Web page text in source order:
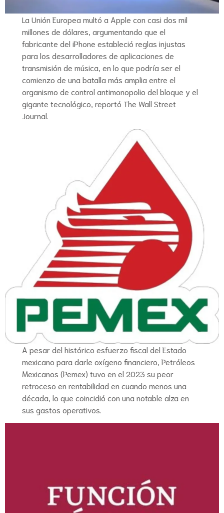
La Unión Europea multó a Apple con casi dos mil
millones de dólares, argumentando que el
fabricante del iPhone estableció reglas injustas
para los desarrolladores de aplicaciones de
transmisión de música, en lo que podría ser el
comienzo de una batalla más amplia entre el
organismo de control antimonopolio del bloque y el
gigante tecnológico, reportó The Wall Street
Journal.
A pesar del histórico esfuerzo fiscal del Estado
mexicano para darle oxígeno financiero, Petróleos
Mexicanos (Pemex) tuvo en el 2023 su peor
retroceso en rentabilidad en cuando menos una
década, lo que coincidió con una notable alza en
sus gastos operativos.